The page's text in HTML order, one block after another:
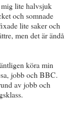
lite halvsjuk
och somnade
lite saker och
men det är ändå
köra min
jobb och BBC.
av jobb och